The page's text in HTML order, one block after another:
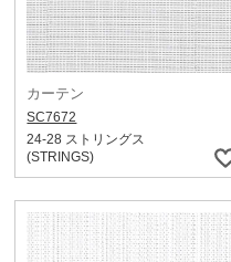
カーテン
SC7672
24-28 ストリングス
(STRINGS)